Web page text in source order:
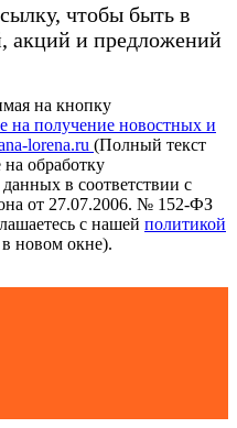
чтобы быть в
акций и предложений
на кнопку
на получение новостных и
lorena.ru (Полный текст
обработку
в соответствии с
от 27.07.2006. № 152-ФЗ
c нашей политикой
в новом окне).